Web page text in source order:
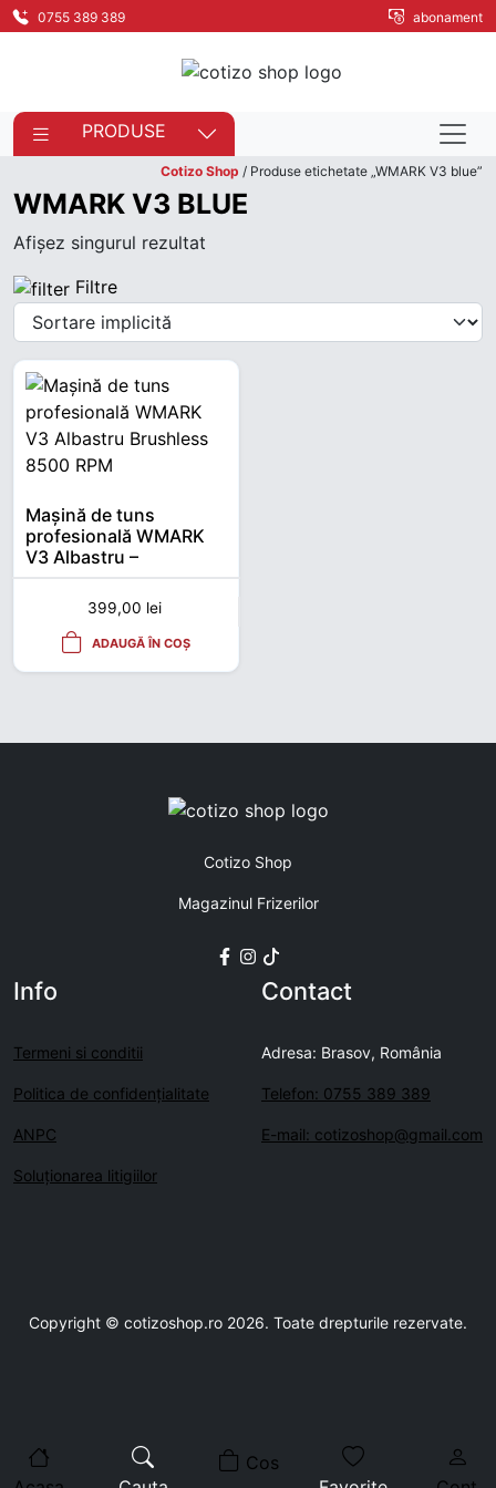
0755 389 389 abonament
PRODUSE
Cotizo Shop / Produse etichetate „WMARK V3 blue”
WMARK V3 BLUE
Afișez singurul rezultat
Filtre
Mașină de tuns
profesională WMARK
V3 Albastru –
Brushless 8500 RPM,
DLC Fade Blade
399,00 lei
ADAUGĂ ÎN COȘ
Cotizo Shop
Magazinul Frizerilor
Info
Termeni si conditii
Politica de confidenţialitate
ANPC
Soluționarea litigiilor
Contact
Adresa: Brasov, România
Telefon: 0755 389 389
E-mail: cotizoshop@gmail.com
Copyright © cotizoshop.ro 2026. Toate drepturile rezervate.